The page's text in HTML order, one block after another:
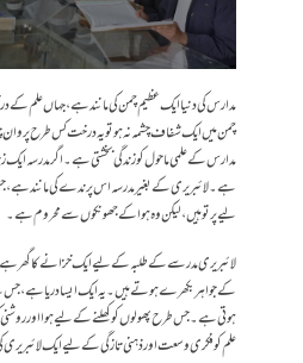
مدارس کی دنیا ایک عظیم چمن کی مانند ہے، جہاں علم کے
چمن میں ایک شفاف چشمہ نہ ہو تو یہ درخت کس طرح پروان
مدارس کے علمی ماحول کو زندگی بخشتی ہے۔ اگر مدرسہ
ہے۔ لائبریری کے بغیر مدرسہ اس پرندے کی مانند
لیے پر تو ہیں، لیکن وہ ہوا کے جھونکوں سے محروم ہے۔
لائبریری مدرسے کے طلبہ کے لیے ایک خزانے کا گھر
کے جواہر بکھرے ہوتے ہیں۔ یہ ایک ایسا دریا ہے، جس
ہوتی ہے۔ جس طرح پھولوں کو کھلنے کے لیے ہوا اور
علم کو فکری وسعت اور ذہنی تازگی کے لیے ایک